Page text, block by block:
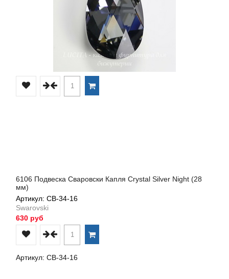
6106 Подвеска Сваровски Капля Crystal Silver Night (28
мм)
Артикул: СВ-34-16
Swarovski
630 руб
Артикул: СВ-34-16